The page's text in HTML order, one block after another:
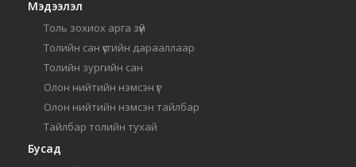
Мэдээлэл
Толь зохиох арга зүй
Толийн сан үсгийн дарааллаар
Толийн зургийн сан
Олон нийтийн нэмсэн үг
Олон нийтийн нэмсэн тайлбар
Тайлбар толийн тухай
Бусад